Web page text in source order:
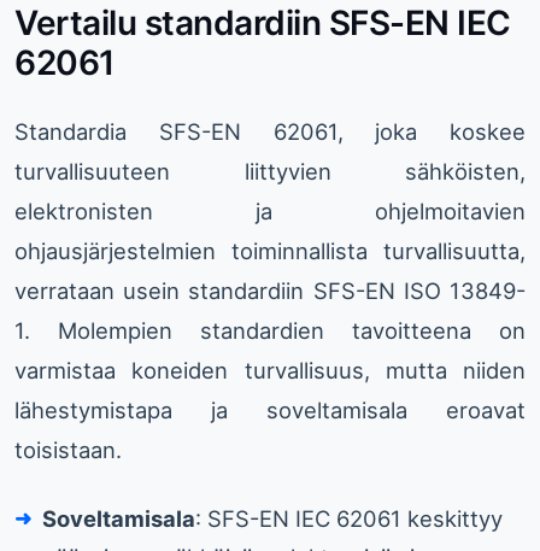
Vertailu standardiin SFS-EN IEC
62061
Standardia SFS-EN 62061, joka koskee
turvallisuuteen liittyvien sähköisten,
elektronisten ja ohjelmoitavien
ohjausjärjestelmien toiminnallista turvallisuutta,
verrataan usein standardiin SFS-EN ISO 13849-
1. Molempien standardien tavoitteena on
varmistaa koneiden turvallisuus, mutta niiden
lähestymistapa ja soveltamisala eroavat
toisistaan.
Soveltamisala: SFS-EN IEC 62061 keskittyy